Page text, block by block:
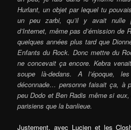
Hurlant, un objet par lequel tu
un peu zarbi, qu’il y avait nulle
d’Internet, même pas d’émission de
quelques années plus tard que
Enfants du Rock. Donc mettre du
ne concevait ça encore. Kebra
soupe là-dedans. A l’époque,
déconnade… personne faisait ça, à
peu Dodo et Ben Radis même si
parisiens que la banlieue.
Justement, avec Lucien et les